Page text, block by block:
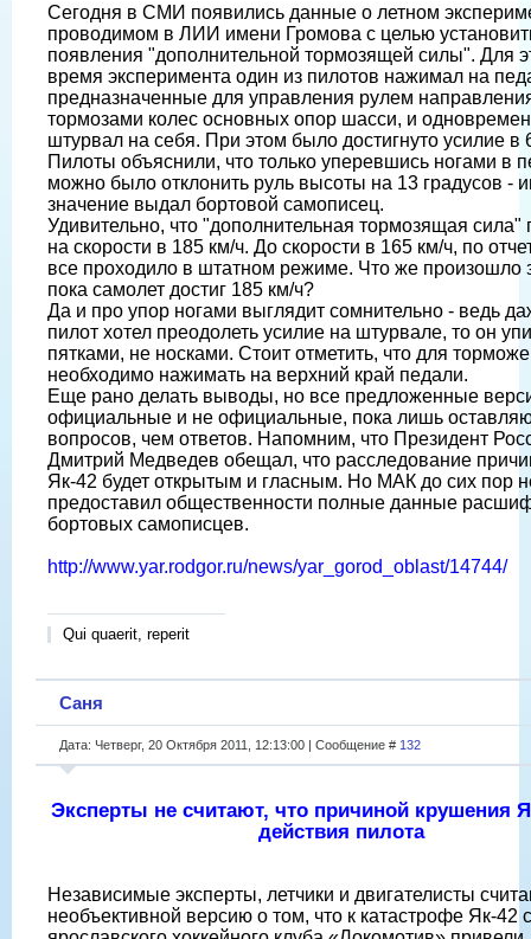
Сегодня в СМИ появились данные о летном
проводимом в ЛИИ имени Громова с целью
появления "дополнительной тормозящей силы". Для
время эксперимента один из пилотов нажимал на
предназначенные для управления рулем
тормозами колес основных опор шасси, и
штурвал на себя. При этом было достигнуто усилие в
Пилоты объяснили, что только уперевшись ногами в
можно было отклонить руль высоты на 13 градусов -
значение выдал бортовой самописец.
Удивительно, что "дополнительная тормозящая сила"
на скорости в 185 км/ч. До скорости в 165 км/ч, по
все проходило в штатном режиме. Что же произошло
пока самолет достиг 185 км/ч?
Да и про упор ногами выглядит сомнительно - ведь
пилот хотел преодолеть усилие на штурвале, то он
пятками, не носками. Стоит отметить, что для
необходимо нажимать на верхний край педали.
Еще рано делать выводы, но все предложенные
официальные и не официальные, пока лишь
вопросов, чем ответов. Напомним, что Президент
Дмитрий Медведев обещал, что расследование
Як-42 будет открытым и гласным. Но МАК до сих пор
предоставил общественности полные данные
бортовых самописцев.
http://www.yar.rodgor.ru/news/yar_gorod_oblast/14744/
Qui quaerit, reperit
Саня
Дата: Четверг, 20 Октября 2011, 12:13:00 | Сообщение # 132
Эксперты не считают, что причиной крушения
действия пилота
Независимые эксперты, летчики и двигателисты
необъективной версию о том, что к катастрофе Як-42